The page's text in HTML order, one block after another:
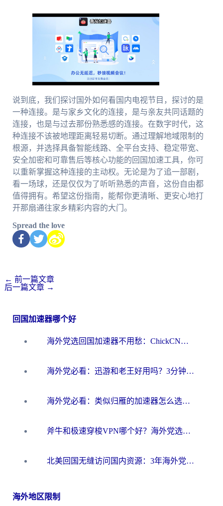
说到底，我们探讨国外如何看国内电视节目，探讨的是
一种连接。是与家乡文化的连接，是与亲友共同话题的
连接，也是与过去那份熟悉感的连接。在数字时代，这
种连接不该被地理距离轻易切断。通过理解地域限制的
根源，并选择具备智能线路、全平台支持、稳定带宽、
安全加密和可靠售后等核心功能的回国加速工具，你可
以重新掌握这种连接的主动权。无论是为了追一部剧，
看一场球，还是仅仅为了听听熟悉的声音，这份自由都
值得拥有。希望这份指南，能帮你更清晰、更安心地打
开那扇通往家乡精彩内容的大门。
Spread the love
← 前一篇文章
后一篇文章 →
回国加速器哪个好
海外党选回国加速器不用愁：ChickCN和洞见哪个好？一篇搞定所有疑问
海外党必看：迅游和老王好用吗？3分钟选对加速国内网络的加速器
海外党必看：类似归雁的加速器怎么选？一篇搞定无缝访问国内资源
斧牛和极速穿梭VPN哪个好？海外党选回国加速器必看的真实对比与避坑指南
北美回国无缝访问国内资源：3年海外党亲测的加速器选择指南
海外地区限制